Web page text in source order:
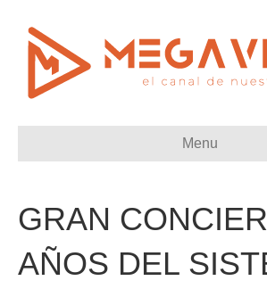
Menu
GRAN
AÑOS DEL